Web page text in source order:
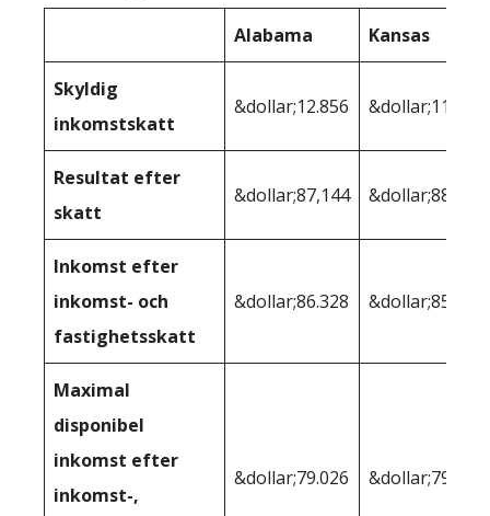
Alabama Kansas
Skyldig
inkomstskatt
&dollar;12.856 &dollar;11.623
Resultat efter
skatt
&dollar;87,144 &dollar;88.377
Inkomst efter
inkomst- och
fastighetsskatt
&dollar;86.328 &dollar;85.891
Maximal
disponibel
inkomst efter
inkomst-,
&dollar;79.026 &dollar;79.017